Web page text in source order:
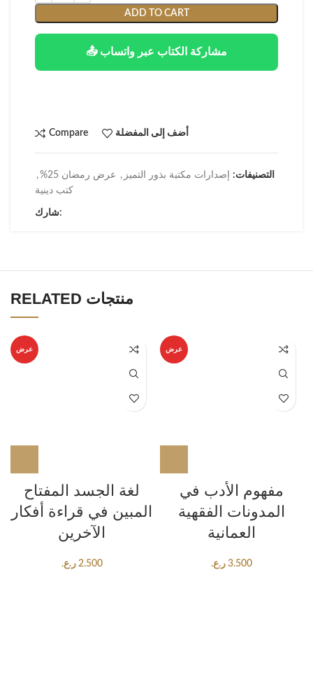
ADD TO CART
📤 مشاركة الكتاب عبر واتساب
Compare أضف إلى المفضلة
التصنيفات: إصدارات مكتبة بذور التميز , عرض رمضان 25%
,
كتب دينية
شارك:
RELATED منتجات
عرض
لغة الجسد المفتاح
المبين في قراءة أفكار
الآخرين
2.500 ر.ع.
عرض
مفهوم الأدب في
المدونات الفقهية
العمانية
3.500 ر.ع.